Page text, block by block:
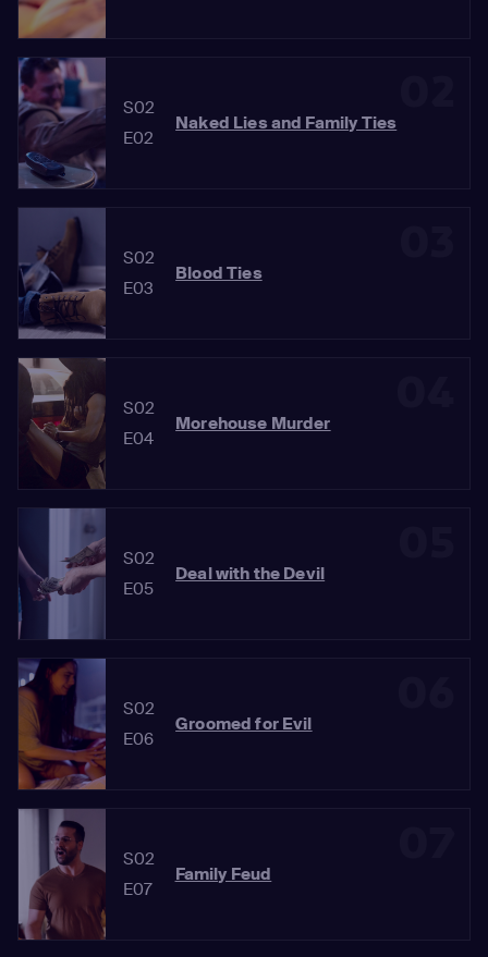
S02
E02
Naked Lies and Family Ties
S02
E03
Blood Ties
S02
E04
Morehouse Murder
S02
E05
Deal with the Devil
S02
E06
Groomed for Evil
S02
E07
Family Feud